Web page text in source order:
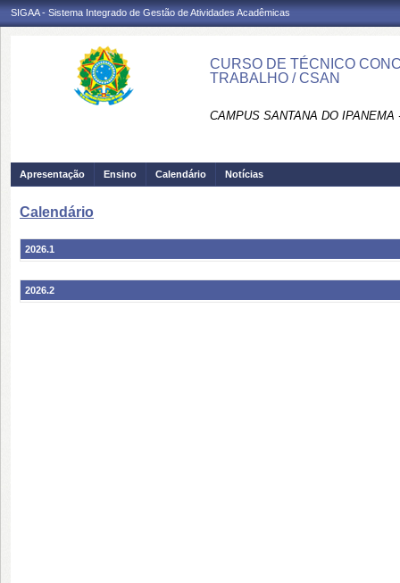
SIGAA - Sistema Integrado de Gestão de Atividades Acadêmicas
CURSO DE TÉCNICO
TRABALHO / CSAN
CAMPUS SANTANA DO IPANEMA
Apresentação Ensino Calendário Notícias
Calendário
2026.1
2026.2